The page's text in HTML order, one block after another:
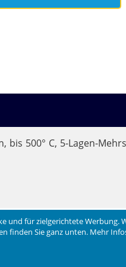
und für zielgerichtete Werbung.
finden Sie ganz unten. Mehr
500° C, 5-Lagen-